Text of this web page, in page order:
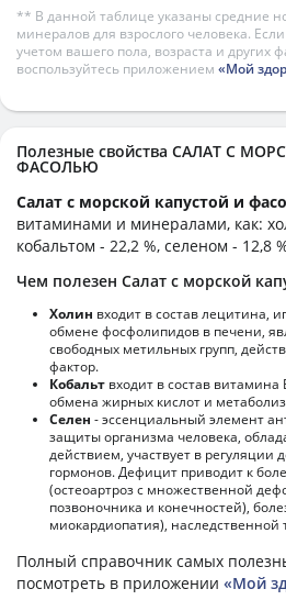
** В данной таблице указаны средние
минералов для взрослого человека.
учетом вашего пола, возраста и других
воспользуйтесь приложением «Мой
Полезные свойства САЛАТ С
ФАСОЛЬЮ
Салат с морской капустой и
витаминами и минералами, как:
кобальтом - 22,2 %, селеном - 12,8
Чем полезен Салат с морской
Холин входит в состав лецитина,
обмене фосфолипидов в печени,
свободных метильных групп,
фактор.
Кобальт входит в состав
обмена жирных кислот и
Селен - эссенциальный элемент
защиты организма человека,
действием, участвует в регуляции
гормонов. Дефицит приводит к
(остеоартроз с множественной
позвоночника и конечностей),
миокардиопатия), наследственной
Полный справочник самых
посмотреть в приложении «Мой